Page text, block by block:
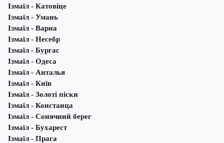
Ізмаїл - Катовіце
Ізмаїл - Умань
Ізмаїл - Варна
Ізмаїл - Несебр
Ізмаїл - Бургас
Ізмаїл - Одеса
Ізмаїл - Анталья
Ізмаїл - Київ
Ізмаїл - Золоті піски
Ізмаїл - Констанца
Ізмаїл - Сонячний берег
Ізмаїл - Бухарест
Ізмаїл - Прага